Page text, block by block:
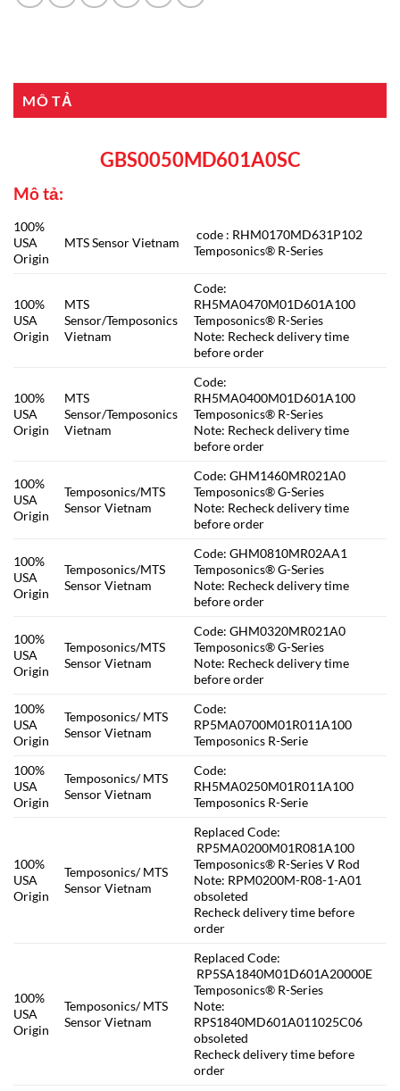
MÔ TẢ
GBS0050MD601A0SC
Mô tả:
100%
USA
Origin
MTS Sensor Vietnam
code : RHM0170MD631P102
Temposonics® R-Series
100%
USA
Origin
MTS
Sensor/Temposonics
Vietnam
Code:
RH5MA0470M01D601A100
Temposonics® R-Series
Note: Recheck delivery time
before order
100%
USA
Origin
MTS
Sensor/Temposonics
Vietnam
Code:
RH5MA0400M01D601A100
Temposonics® R-Series
Note: Recheck delivery time
before order
100%
USA
Origin
Temposonics/MTS
Sensor Vietnam
Code: GHM1460MR021A0
Temposonics® G-Series
Note: Recheck delivery time
before order
100%
USA
Origin
Temposonics/MTS
Sensor Vietnam
Code: GHM0810MR02AA1
Temposonics® G-Series
Note: Recheck delivery time
before order
100%
USA
Origin
Temposonics/MTS
Sensor Vietnam
Code: GHM0320MR021A0
Temposonics® G-Series
Note: Recheck delivery time
before order
100%
USA
Origin
Temposonics/ MTS
Sensor Vietnam
Code:
RP5MA0700M01R011A100
Temposonics R-Serie
100%
USA
Origin
Temposonics/ MTS
Sensor Vietnam
Code:
RH5MA0250M01R011A100
Temposonics R-Serie
100%
USA
Origin
Temposonics/ MTS
Sensor Vietnam
Replaced Code:
RP5MA0200M01R081A100
Temposonics® R-Series V Rod
Note: RPM0200M-R08-1-A01
obsoleted
Recheck delivery time before
order
100%
USA
Origin
Temposonics/ MTS
Sensor Vietnam
Replaced Code:
RP5SA1840M01D601A20000E
Temposonics® R-Series
Note:
RPS1840MD601A011025C06
obsoleted
Recheck delivery time before
order